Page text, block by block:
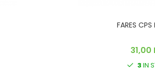
FARES CPS
31,00
3IN